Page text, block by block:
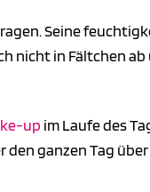
Seine
nicht in Fältchen
up im Laufe des
den ganzen Tag